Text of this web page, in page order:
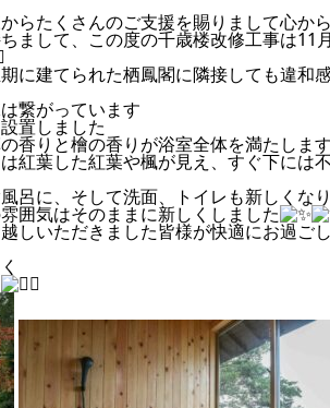
らたくさんのご支援を賜りまして心か
まして、この度の千歳楼改修工事は11
に建てられた栖鳳閣に隣接しても違和
繋がっています
置しました
香りと檜の香りが浴室全体を満たします
紅葉した紅葉や楓が見え、すぐ下には
呂に、そして洗面、トイレも新しくな
囲気はそのままに新しくしました
しいただきました皆様が快適にお過ご